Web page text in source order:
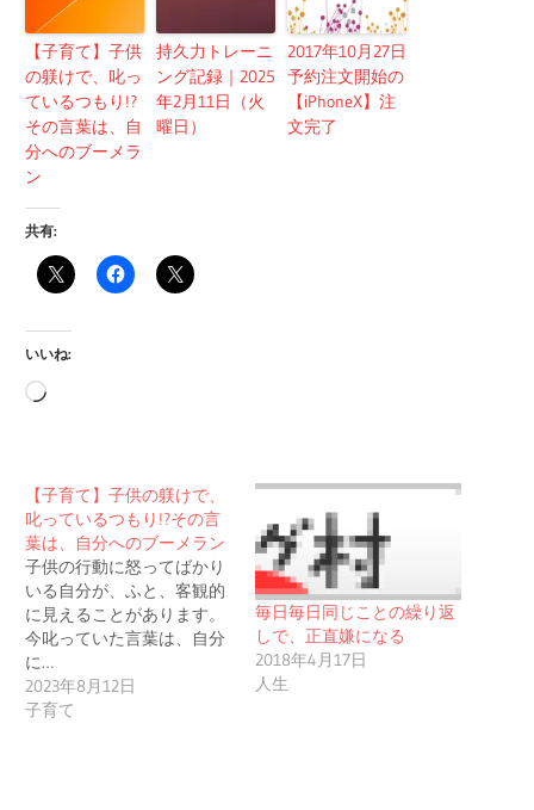
【子育て】子供
の躾けで、叱っ
ているつもり!?
その言葉は、自
分へのブーメラ
ン
持久力トレーニ
ング記録｜2025
年2月11日（火
曜日）
2017年10月27日
予約注文開始の
【iPhoneX】注
文完了
共有:
いいね:
読
み
中…
【子育て】子供の躾けで、
叱っているつもり!?その言
葉は、自分へのブーメラン
子供の行動に怒ってばかり
いる自分が、ふと、客観的
に見えることがあります。
今叱っていた言葉は、自分
に…
2023年8月12日
子育て
毎日毎日同じことの繰り返
しで、正直嫌になる
2018年4月17日
人生